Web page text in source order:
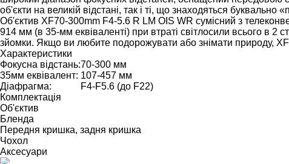
об'єкти на великій відстані, так і ті, що знаходяться буквально
Об'єктив XF70-300mm F4-5.6 R LM OIS WR сумісний з
914 мм (в 35-мм еквіваленті) при втраті світлосили всього в 2
зйомки. Якщо ви любите подорожувати або знімати природу,
Характеристики
Фокусна відстань:70-300 мм
35мм еквівалент: 107-457 мм
Діафрагма:
F4-F5.6 (до F22)
Комплектація
Об'єктив
Бленда
Передня кришка, задня кришка
Чохол
Аксесуари